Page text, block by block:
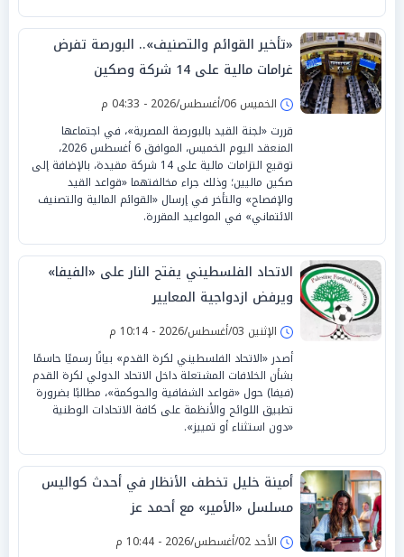
«تأخير القوائم والتصنيف».. البورصة تفرض
غرامات مالية على 14 شركة وصكين
الخميس 06/أغسطس/2026 - 04:33 م
قررت «لجنة القيد بالبورصة المصرية»، في اجتماعها
المنعقد اليوم الخميس، الموافق 6 أغسطس 2026،
توقيع التزامات مالية على 14 شركة مقيدة، بالإضافة إلى
صكين ماليين؛ وذلك جراء مخالفتهما «قواعد القيد
والإفصاح» والتأخر في إرسال «القوائم المالية والتصنيف
الائتماني» في المواعيد المقررة.
الاتحاد الفلسطيني يفتح النار على «الفيفا»
ويرفض ازدواجية المعايير
الإثنين 03/أغسطس/2026 - 10:14 م
أصدر «الاتحاد الفلسطيني لكرة القدم» بيانًا رسميًا حاسمًا
بشأن الخلافات المشتعلة داخل الاتحاد الدولي لكرة القدم
(فيفا) حول «قواعد الشفافية والحوكمة»، مطالبًا بضرورة
تطبيق اللوائح والأنظمة على كافة الاتحادات الوطنية
«دون استثناء أو تمييز».
أمينة خليل تخطف الأنظار في أحدث كواليس
مسلسل «الأمير» مع أحمد عز
الأحد 02/أغسطس/2026 - 10:44 م